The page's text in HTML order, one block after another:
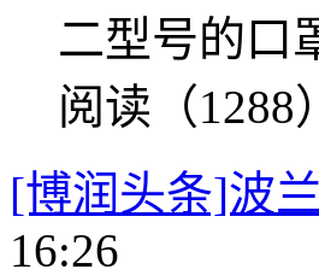
二型号的口
阅读（1288
[博润头条]波
16:26